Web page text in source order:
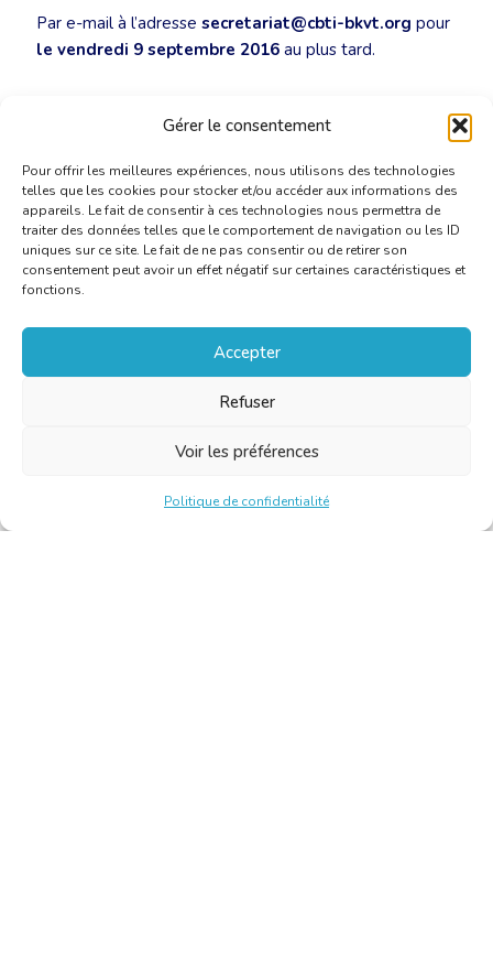
Gérer le consentement
Pour offrir les meilleures expériences, nous utilisons des technologies
telles que les cookies pour stocker et/ou accéder aux informations des
appareils. Le fait de consentir à ces technologies nous permettra de
traiter des données telles que le comportement de navigation ou les ID
uniques sur ce site. Le fait de ne pas consentir ou de retirer son
consentement peut avoir un effet négatif sur certaines caractéristiques et
fonctions.
Accepter
Refuser
Voir les préférences
Politique de confidentialité
Par e-mail à l’adresse secretariat@cbti-bkvt.org pour
le vendredi 9 septembre 2016 au plus tard.